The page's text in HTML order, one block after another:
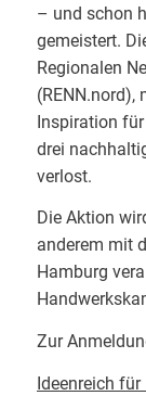
– und schon
gemeistert.
Regionalen
Inspiration
drei
verlost.
Die Aktion
anderem mit
Hamburg
Zur
Ideenreich